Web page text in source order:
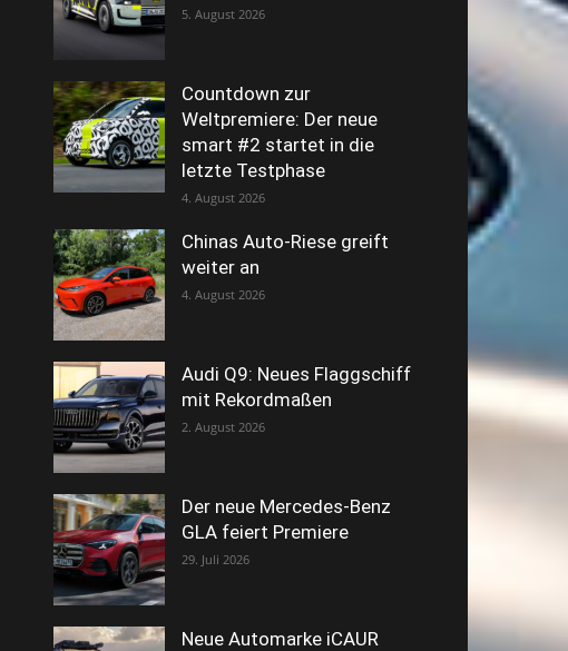
5. August 2026
Countdown zur
Weltpremiere: Der neue
smart #2 startet in die
letzte Testphase
4. August 2026
Chinas Auto-Riese greift
weiter an
4. August 2026
Audi Q9: Neues Flaggschiff
mit Rekordmaßen
2. August 2026
Der neue Mercedes-Benz
GLA feiert Premiere
29. Juli 2026
Neue Automarke iCAUR